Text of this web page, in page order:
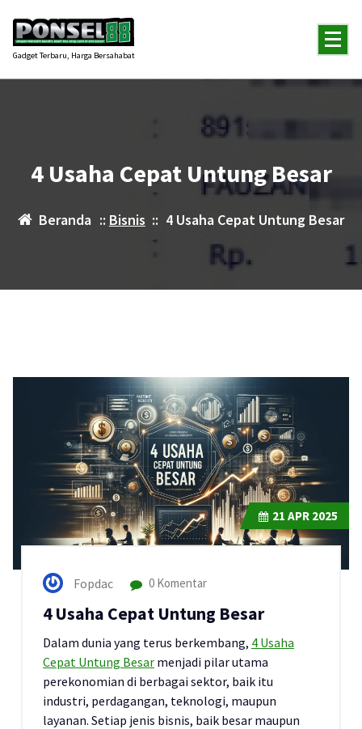
konten
Gadget Terbaru, Harga Bersahabat
4 Usaha Cepat Untung Besar
Beranda :: Bisnis :: 4 Usaha Cepat Untung Besar
21 APR 2025
Fopdac 0 Komentar
4 Usaha Cepat Untung Besar
Dalam dunia yang terus berkembang, 4 Usaha
Cepat Untung Besar menjadi pilar utama
perekonomian di berbagai sektor, baik itu
industri, perdagangan, teknologi, maupun
layanan. Setiap jenis bisnis, baik besar maupun